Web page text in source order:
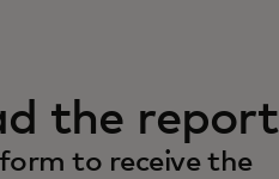
the report
to receive the